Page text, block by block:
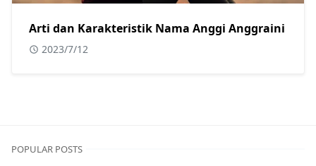
Arti dan Karakteristik Nama Anggi Anggraini
2023/7/12
POPULAR POSTS